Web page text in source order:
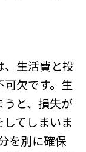
、生活費と投
可欠です。生
うと、損失が
てしまいま
を別に確保